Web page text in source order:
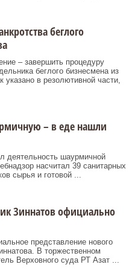
беглого
– завершить процедуру
беглого бизнесмена из
в резолютивной части,
– в еде нашли
деятельность шаурмичной
насчитал 39 санитарных
сырья и готовой ...
Зиннатов официально
представление нового
В торжественном
Верховного суда РТ Азат ...